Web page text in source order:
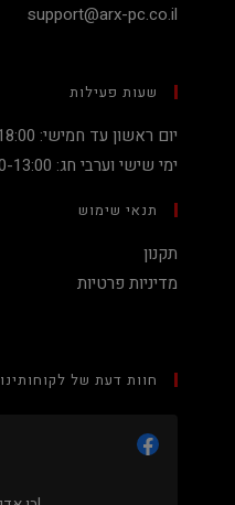
support@arx-pc.co.il
שעות פעילות
יום ראשון עד חמישי: 10:00-18:00
ימי שישי וערבי חג: 10:00-13:00
תנאי שימוש
תקנון
מדיניות פרטיות
חוות דעת של לקוחותינו